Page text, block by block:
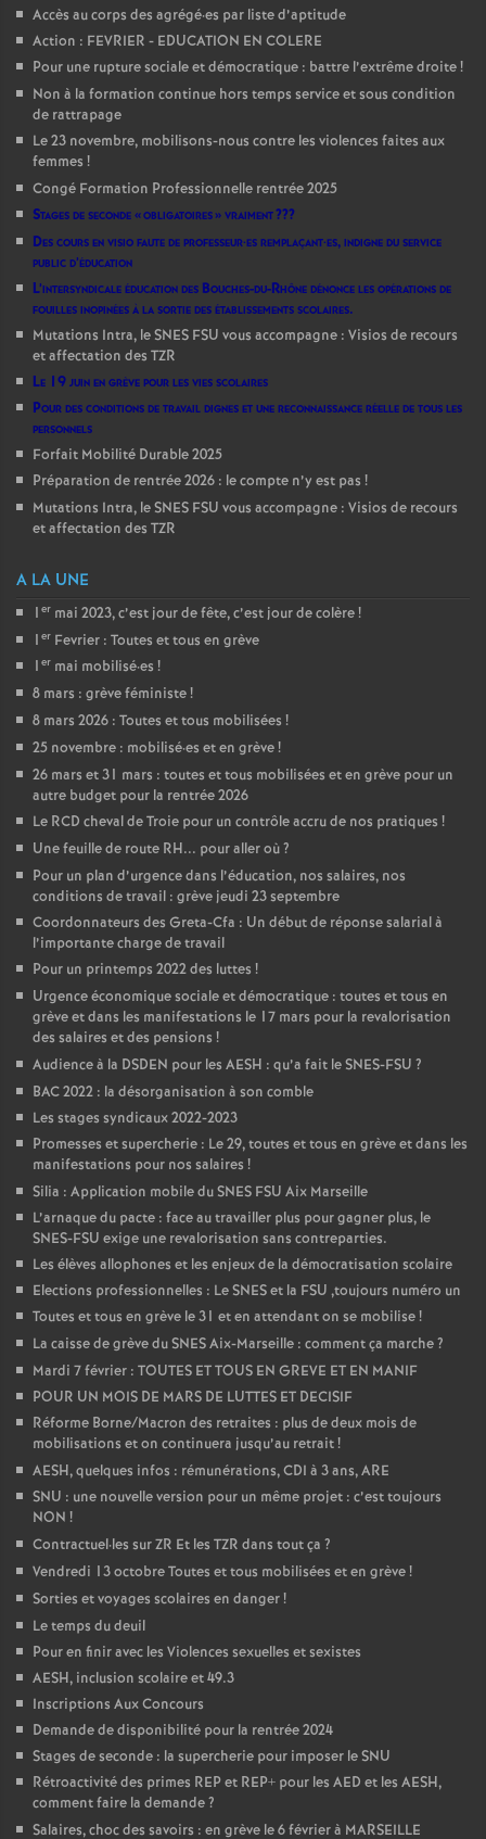
Accès au corps des agrégé·es par liste d’aptitude
Action : FEVRIER - EDUCATION EN COLERE
Pour une rupture sociale et démocratique : battre l’extrême droite!
Non à la formation continue hors temps service et sous condition
de rattrapage
Le 23 novembre, mobilisons-nous contre les violences faites aux
femmes !
Congé Formation Professionnelle rentrée 2025
Stages de seconde «obligatoires» vraiment???
Des cours en visio faute de professeur·es remplaçant·es, indigne du service
public d’éducation
L’intersyndicale éducation des Bouches-du-Rhône dénonce les opérations de
fouilles inopinées à la sortie des établissements scolaires.
Mutations Intra, le SNES FSU vous accompagne : Visios de recours
et affectation des TZR
Le 19 juin en grève pour les vies scolaires
Pour des conditions de travail dignes et une reconnaissance réelle de tous les
personnels
Forfait Mobilité Durable 2025
Préparation de rentrée 2026 : le compte n’y est pas !
Mutations Intra, le SNES FSU vous accompagne : Visios de recours
et affectation des TZR
A LA UNE
1 er mai 2023, c’est jour de fête, c’est jour de colère!
1 er Fevrier : Toutes et tous en grève
1 er mai mobilisé·es !
8 mars : grève féministe!
8 mars 2026 : Toutes et tous mobilisées !
25 novembre : mobilisé·es et en grève!
26 mars et 31 mars : toutes et tous mobilisées et en grève pour un
autre budget pour la rentrée 2026
Le RCD cheval de Troie pour un contrôle accru de nos pratiques !
Une feuille de route RH... pour aller où?
Pour un plan d’urgence dans l’éducation, nos salaires, nos
conditions de travail : grève jeudi 23 septembre
Coordonnateurs des Greta-Cfa : Un début de réponse salarial à
l’importante charge de travail
Pour un printemps 2022 des luttes !
Urgence économique sociale et démocratique : toutes et tous en
grève et dans les manifestations le 17 mars pour la revalorisation
des salaires et des pensions !
Audience à la DSDEN pour les AESH : qu’a fait le SNES-FSU ?
BAC 2022 : la désorganisation à son comble
Les stages syndicaux 2022-2023
Promesses et supercherie : Le 29, toutes et tous en grève et dans les
manifestations pour nos salaires !
Silia : Application mobile du SNES FSU Aix Marseille
L’arnaque du pacte : face au travailler plus pour gagner plus, le
SNES-FSU exige une revalorisation sans contreparties.
Les élèves allophones et les enjeux de la démocratisation scolaire
Elections professionnelles : Le SNES et la FSU ,toujours numéro un
Toutes et tous en grève le 31 et en attendant on se mobilise!
La caisse de grève du SNES Aix-Marseille : comment ça marche?
Mardi 7 février : TOUTES ET TOUS EN GREVE ET EN MANIF
POUR UN MOIS DE MARS DE LUTTES ET DECISIF
Réforme Borne/Macron des retraites : plus de deux mois de
mobilisations et on continuera jusqu’au retrait!
AESH, quelques infos : rémunérations, CDI à 3 ans, ARE
SNU : une nouvelle version pour un même projet : c’est toujours
NON !
Contractuel·les sur ZR Et les TZR dans tout ça ?
Vendredi 13 octobre Toutes et tous mobilisées et en grève!
Sorties et voyages scolaires en danger!
Le temps du deuil
Pour en finir avec les Violences sexuelles et sexistes
AESH, inclusion scolaire et 49.3
Inscriptions Aux Concours
Demande de disponibilité pour la rentrée 2024
Stages de seconde : la supercherie pour imposer le SNU
Rétroactivité des primes REP et REP+ pour les AED et les AESH,
comment faire la demande?
Salaires, choc des savoirs : en grève le 6 février à MARSEILLE